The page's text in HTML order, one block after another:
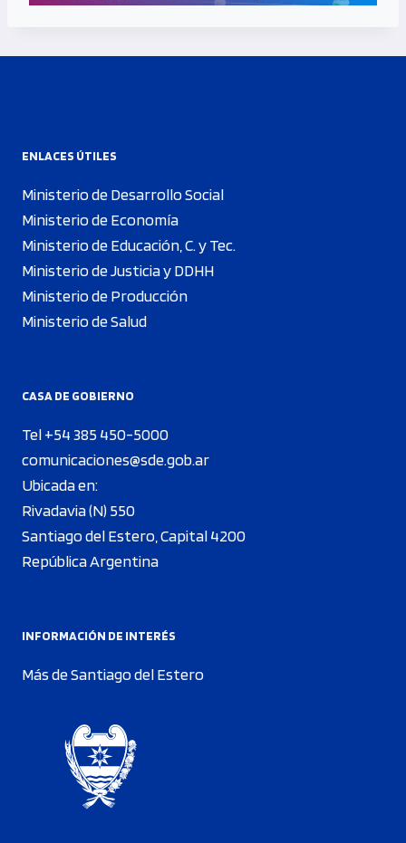
ENLACES ÚTILES
Ministerio de Desarrollo Social
Ministerio de Economía
Ministerio de Educación, C. y Tec.
Ministerio de Justicia y DDHH
Ministerio de Producción
Ministerio de Salud
CASA DE GOBIERNO
Tel +54 385 450-5000
comunicaciones@sde.gob.ar
Ubicada en:
Rivadavia (N) 550
Santiago del Estero, Capital 4200
República Argentina
INFORMACIÓN DE INTERÉS
Más de Santiago del Estero